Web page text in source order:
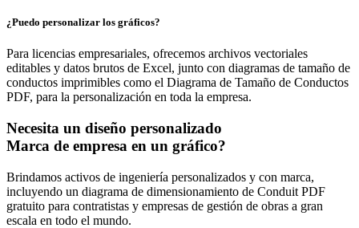
¿Puedo personalizar los gráficos?
Para licencias empresariales, ofrecemos archivos vectoriales
editables y datos brutos de Excel, junto con diagramas de tamaño de
conductos imprimibles como el Diagrama de Tamaño de Conductos
PDF, para la personalización en toda la empresa.
Necesita un diseño personalizado
Marca de empresa en un gráfico?
Brindamos activos de ingeniería personalizados y con marca,
incluyendo un diagrama de dimensionamiento de Conduit PDF
gratuito para contratistas y empresas de gestión de obras a gran
escala en todo el mundo.